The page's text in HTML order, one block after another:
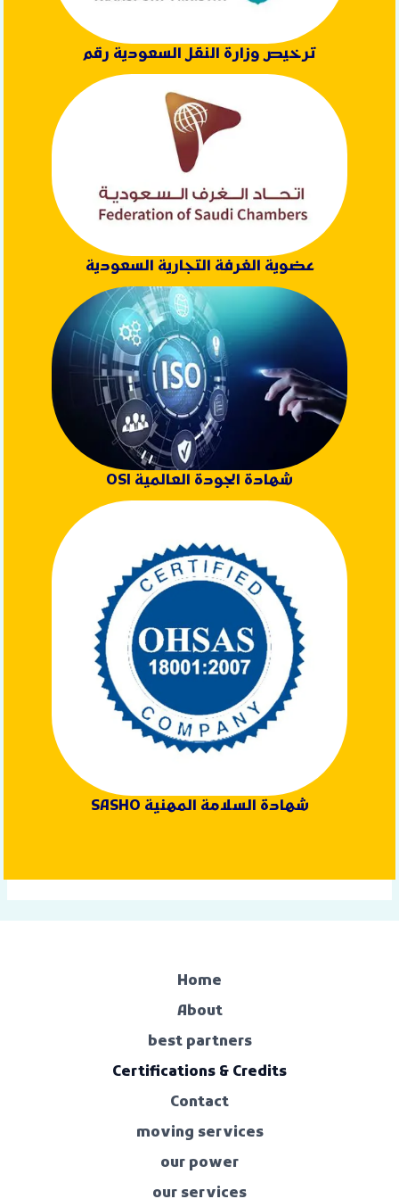
ترخيص وزارة النقل السعودية رقم
عضوية الغرفة التجارية السعودية
شهادة الجودة العالمية ISO
شهادة السلامة المهنية OHSAS
Home
About
best partners
Certifications & Credits
Contact
moving services
our power
our services